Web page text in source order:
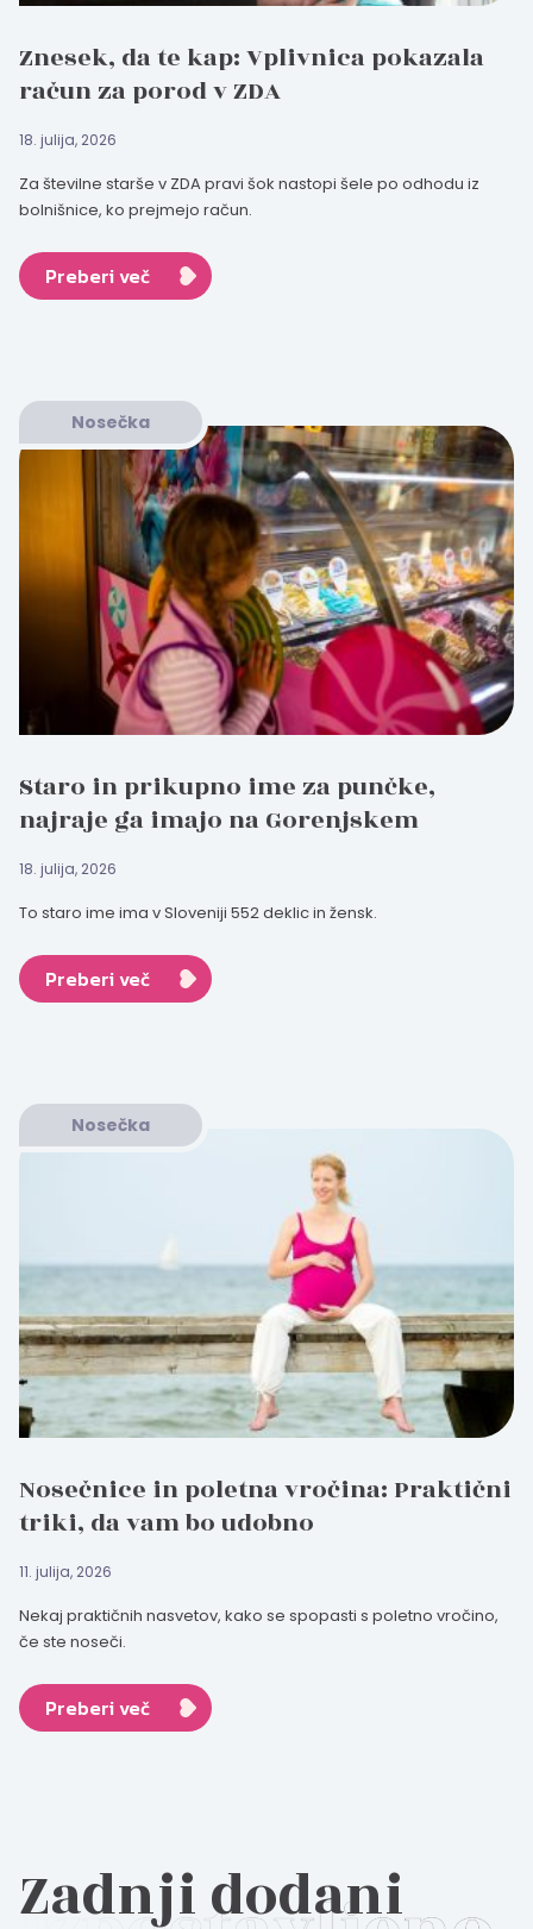
Znesek, da te kap: Vplivnica pokazala
račun za porod v ZDA
18. julija, 2026
Za številne starše v ZDA pravi šok nastopi šele po odhodu iz
bolnišnice, ko prejmejo račun.
Preberi več
Nosečka
Staro in prikupno ime za punčke,
najraje ga imajo na Gorenjskem
18. julija, 2026
To staro ime ima v Sloveniji 552 deklic in žensk.
Preberi več
Nosečka
Nosečnice in poletna vročina: Praktični
triki, da vam bo udobno
11. julija, 2026
Nekaj praktičnih nasvetov, kako se spopasti s poletno vročino,
če ste noseči.
Preberi več
Zadnji dodani